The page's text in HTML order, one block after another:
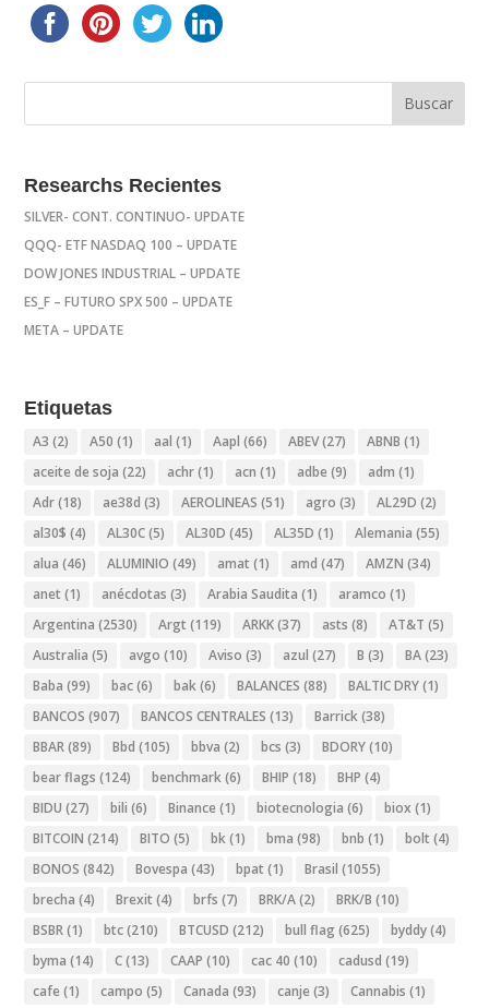
Researchs Recientes
SILVER- CONT. CONTINUO- UPDATE
QQQ- ETF NASDAQ 100 – UPDATE
DOW JONES INDUSTRIAL – UPDATE
ES_F – FUTURO SPX 500 – UPDATE
META – UPDATE
Etiquetas
A3 (2) A50 (1) aal (1) Aapl (66) ABEV(27) ABNB (1)
aceite de soja (22) achr(1) acn (1) adbe (9) adm (1)
Adr(18) ae38d (3) AEROLINEAS (51) agro (3) AL29D (2)
al30$ (4) AL30C(5) AL30D (45) AL35D (1) Alemania (55)
alua (46) ALUMINIO (49) amat (1) amd (47) AMZN (34)
anet (1) anécdotas (3) Arabia Saudita (1) aramco (1)
Argentina (2530) Argt (119) ARKK(37) asts (8) AT&T (5)
Australia (5) avgo (10) Aviso (3) azul (27) B (3) BA(23)
Baba (99) bac(6) bak(6) BALANCES (88) BALTIC DRY(1)
BANCOS (907) BANCOS CENTRALES (13) Barrick(38)
BBAR(89) Bbd (105) bbva (2) bcs (3) BDORY(10)
bear flags (124) benchmark(6) BHIP (18) BHP (4)
BIDU (27) bili (6) Binance (1) biotecnologia (6) biox (1)
BITCOIN (214) BITO (5) bk(1) bma (98) bnb (1) bolt (4)
BONOS (842) Bovespa (43) bpat (1) Brasil (1055)
brecha (4) Brexit (4) brfs (7) BRK/A(2) BRK/B (10)
BSBR(1) btc(210) BTCUSD (212) bull flag (625) byddy(4)
byma (14) C(13) CAAP (10) cac 40 (10) cadusd (19)
cafe (1) campo (5) Canada (93) canje (3) Cannabis (1)